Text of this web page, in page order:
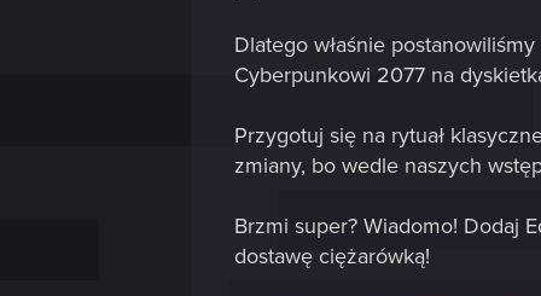
Dlatego właśnie
Cyberpunkowi 2077 na
Przygotuj się na rytuał
zmiany, bo wedle naszych
Brzmi super? Wiadomo! Dodaj
dostawę ciężarówką!